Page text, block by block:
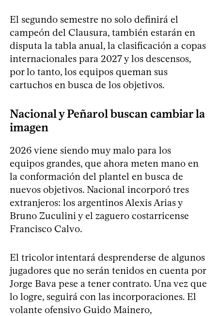
El segundo semestre no solo definirá el
campeón del Clausura, también estarán en
disputa la tabla anual, la clasificación a copas
internacionales para 2027 y los descensos,
por lo tanto, los equipos queman sus
cartuchos en busca de los objetivos.
Nacional y Peñarol buscan cambiar la
imagen
2026 viene siendo muy malo para los
equipos grandes, que ahora meten mano en
la conformación del plantel en busca de
nuevos objetivos. Nacional incorporó tres
extranjeros: los argentinos Alexis Arias y
Bruno Zuculini y el zaguero costarricense
Francisco Calvo.
El tricolor intentará desprenderse de algunos
jugadores que no serán tenidos en cuenta por
Jorge Bava pese a tener contrato. Una vez que
lo logre, seguirá con las incorporaciones. El
volante ofensivo Guido Mainero,